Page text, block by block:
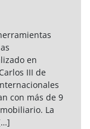
en
III de
con más de 9
La